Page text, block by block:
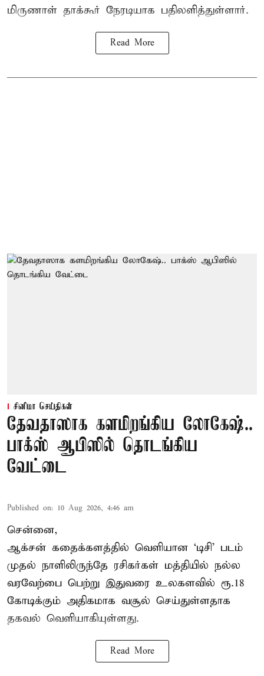
மிருணாள் தாக்கூர் நேரடியாக பதிலளித்துள்ளார்.
Read More
சினிமா செய்திகள்
தேவதாஸாக களமிறங்கிய லோகேஷ்..
பாக்ஸ் ஆபிஸில் தொடங்கிய
வேட்டை
Published on: 10 Aug 2026, 4:46 am
சென்னை,
ஆக்சன் கதைக்களத்தில் வெளியான ‘டிசி’ படம்
முதல் நாளிலிருந்தே ரசிகர்கள் மத்தியில் நல்ல
வரவேற்பை பெற்று இதுவரை உலகளவில் ரூ.18
கோடிக்கும் அதிகமாக வசூல் செய்துள்ளதாக
தகவல் வெளியாகியுள்ளது.
Read More